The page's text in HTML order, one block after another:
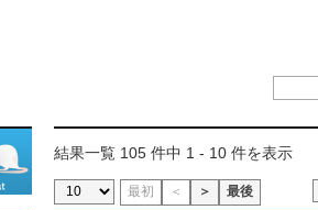
結果一覧 105 件中 1 - 10 件を表示
最初 ＜ ＞ 最後